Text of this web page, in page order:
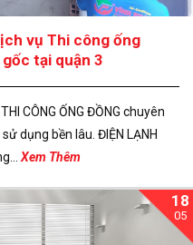
vụ Thi công ống
tại quận 3
CÔNG ỐNG ĐỒNG chuyên
dụng bền lâu. ĐIỆN LẠNH
Xem Thêm
18
05